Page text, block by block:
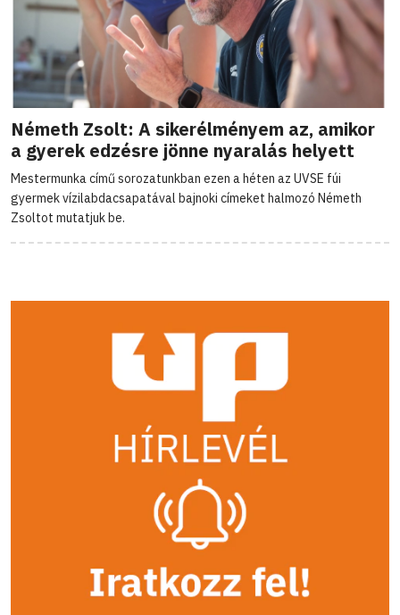
Németh Zsolt: A sikerélményem az, amikor
a gyerek edzésre jönne nyaralás helyett
Mestermunka című sorozatunkban ezen a héten az UVSE fúi
gyermek vízilabdacsapatával bajnoki címeket halmozó Németh
Zsoltot mutatjuk be.